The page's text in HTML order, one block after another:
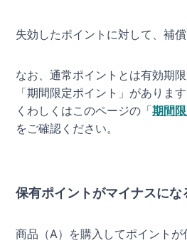
失効したポイントに対して、補償
なお、通常ポイントとは有効期
「期間限定ポイント」があります
くわしくはこのページの「期間
をご確認ください。
保有ポイントがマイナスにな
商品（A）を購入してポイント